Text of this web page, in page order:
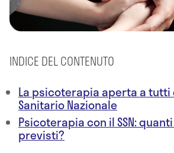
INDICE DEL CONTENUTO
La psicoterapia aperta a tutti
Sanitario Nazionale
Psicoterapia con il SSN:
previsti?